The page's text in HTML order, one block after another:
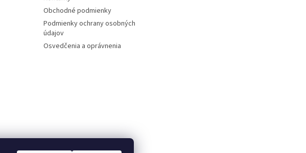
Obchodné podmienky
Podmienky ochrany osobných
údajov
Osvedčenia a oprávnenia